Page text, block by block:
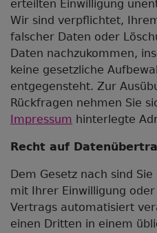
erteilten Einwilligung
Wir sind verpflichtet,
falscher Daten oder
Daten nachzukommen,
keine gesetzliche
entgegensteht. Zur
Rückfragen nehmen Sie
Impressum hinterlegte
Recht auf
Dem Gesetz nach sind
mit Ihrer Einwilligung
Vertrags automatisiert
einen Dritten in einem